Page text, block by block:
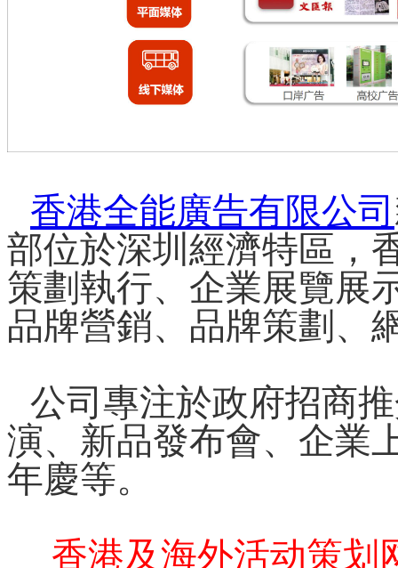
香港全能廣告有限公司
部位於深圳經濟特區，
策劃執行、企業展覽展
品牌營銷、品牌策劃、
公司專注於政府招商
演、新品發布會、企業
年慶等。
香港及海外活动策划